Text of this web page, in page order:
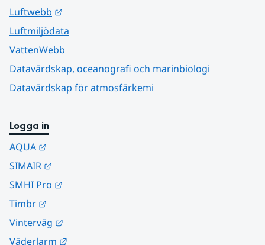
Luftwebb
Luftmiljödata
VattenWebb
Datavärdskap, oceanografi och marinbiologi
Datavärdskap för atmosfärkemi
Logga in
AQUA
SIMAIR
SMHI Pro
Timbr
Vinterväg
Väderlarm